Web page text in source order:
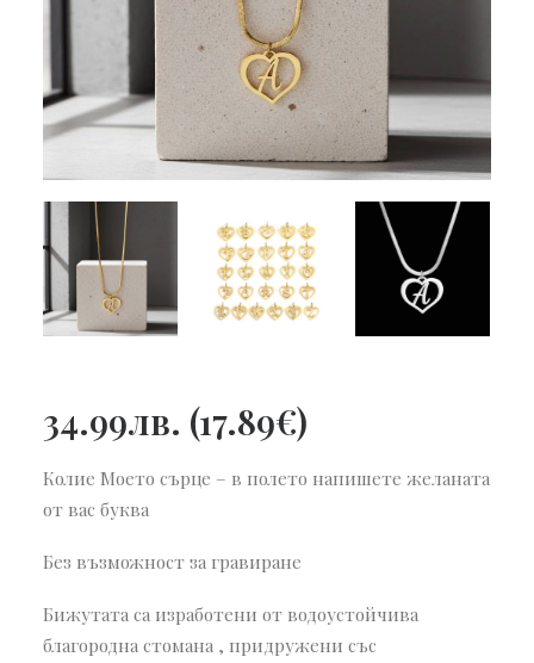
34.99лв. (17.89€)
Колие Моето сърце – в полето напишете желаната
от вас буква
Без възможност за гравиране
Бижутата са изработени от водоустойчива
благородна стомана , придружени със